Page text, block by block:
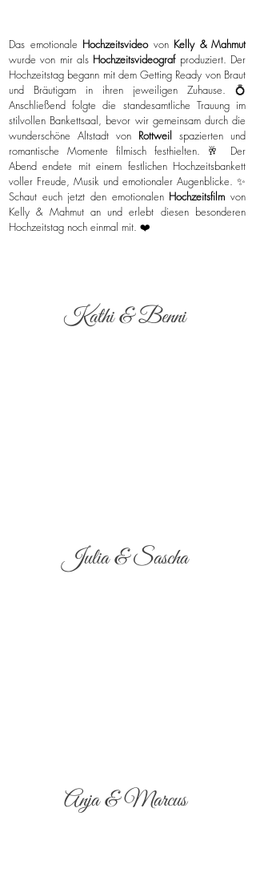
Das emotionale Hochzeitsvideovon Kelly & Mahmut
wurde von mir als Hochzeitsvideograf produziert. Der
Hochzeitstag begann mit dem Getting Ready von Braut
und Bräutigam in ihren jeweiligen Zuhause. 💍
Anschließend folgte die standesamtliche Trauung im
stilvollen Bankettsaal, bevor wir gemeinsam durch die
wunderschöne Altstadt von Rottweil spazierten und
romantische Momente filmisch festhielten. 🥂 Der
Abend endete mit einem festlichen Hochzeitsbankett
voller Freude, Musik und emotionaler Augenblicke. ✨
Schaut euch jetzt den emotionalen Hochzeitsfilmvon
Kelly & Mahmut an und erlebt diesen besonderen
Hochzeitstag noch einmal mit. ❤️
Kathi & Benni
Julia & Sascha
Anja & Marcus